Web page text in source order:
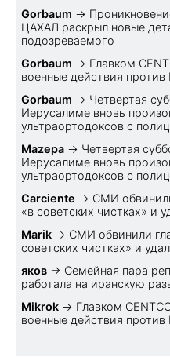
Gorbaum →
ЦАХАЛ раскрыл новые
подозреваемого
Gorbaum → Главком
военные действия против
Gorbaum → Четвертая
Иерусалиме вновь
ультраортодоксов с
Mazepa → Четвертая
Иерусалиме вновь
ультраортодоксов с
Carciente → СМИ
«в советских чистках» и
Marik → СМИ обвинили
советских чистках» и
яков → Семейная пара
работала на иранскую
Mikrok → Главком
военные действия против